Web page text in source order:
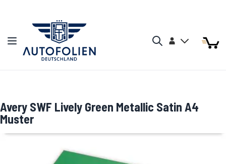
Navigation umschalten Konto Mein
Avery SWF Lively Green Metallic Satin A4
Muster